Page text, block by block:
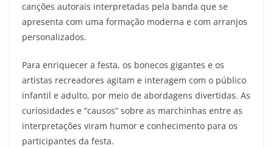
canções autorais interpretadas pela banda que se
apresenta com uma formação moderna e com arranjos
personalizados.
Para enriquecer a festa, os bonecos gigantes e os
artistas recreadores agitam e interagem com o público
infantil e adulto, por meio de abordagens divertidas. As
curiosidades e “causos” sobre as marchinhas entre as
interpretações viram humor e conhecimento para os
participantes da festa.